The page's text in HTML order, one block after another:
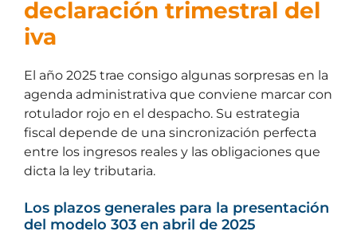
declaración trimestral del
iva
El año 2025 trae consigo algunas sorpresas en la
agenda administrativa que conviene marcar con
rotulador rojo en el despacho. Su estrategia
fiscal depende de una sincronización perfecta
entre los ingresos reales y las obligaciones que
dicta la ley tributaria.
Los plazos generales para la presentación
del modelo 303 en abril de 2025